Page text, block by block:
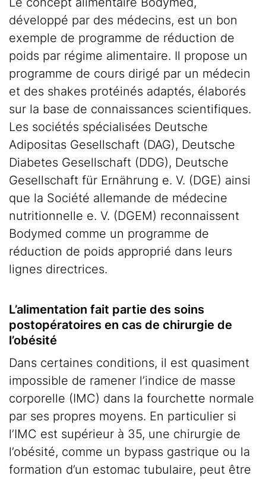
développé par des médecins, est un bon
exemple de programme de réduction de
poids par régime alimentaire. Il propose un
programme de cours dirigé par un médecin
et des shakes protéinés adaptés, élaborés
sur la base de connaissances scientifiques.
Les sociétés spécialisées Deutsche
Adipositas Gesellschaft (DAG), Deutsche
Diabetes Gesellschaft (DDG), Deutsche
Gesellschaft für Ernährung e. V. (DGE) ainsi
que la Société allemande de médecine
nutritionnelle e. V. (DGEM) reconnaissent
Bodymed comme un programme de
réduction de poids approprié dans leurs
lignes directrices.
L’alimentation fait partie des soins
postopératoires en cas de chirurgie de
l’obésité
Dans certaines conditions, il est quasiment
impossible de ramener l’indice de masse
corporelle (IMC) dans la fourchette normale
par ses propres moyens. En particulier si
l’IMC est supérieur à 35, une chirurgie de
l’obésité, comme un bypass gastrique ou la
formation d’un estomac tubulaire, peut être